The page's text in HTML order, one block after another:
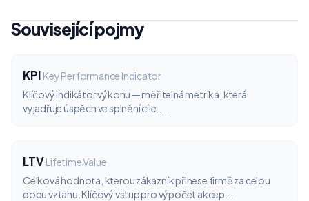
Související pojmy
KPI Key Performance Indicator
Klíčový indikátor výkonu — měřitelná metrika, která
vyjadřuje úspěch ve splnění cíle....
LTVLifetime Value
Celková hodnota, kterou zákazník přinese firmě za celou
dobu vztahu. Klíčový vstup pro výpočet akcep...